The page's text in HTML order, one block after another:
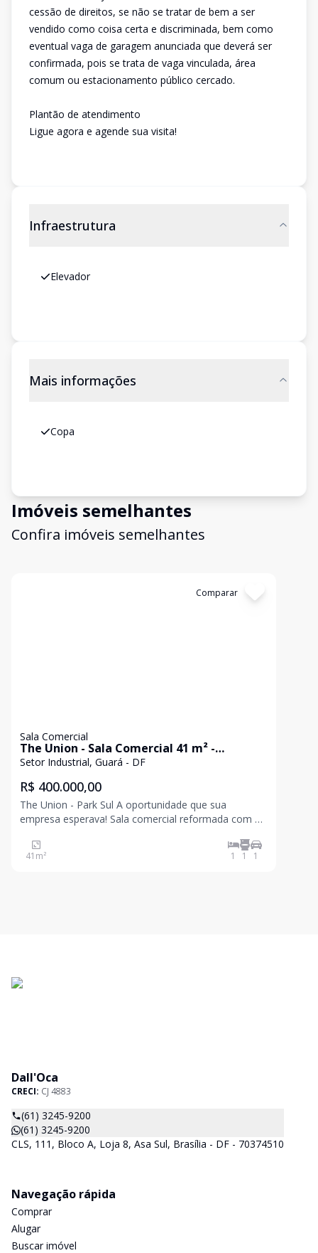
cessão de direitos, se não se tratar de bem a ser
vendido como coisa certa e discriminada, bem como
eventual vaga de garagem anunciada que deverá ser
confirmada, pois se trata de vaga vinculada, área
comum ou estacionamento público cercado.
Plantão de atendimento
Ligue agora e agende sua visita!
Infraestrutura
Elevador
Mais informações
Copa
Imóveis semelhantes
Confira imóveis semelhantes
Comparar
Sala Comercial
The Union - Sala Comercial 41 m² -
Localização privilegiada - 1 vaga de
Setor Industrial, Guará - DF
R$ 400.000,00
The Union - Park Sul A oportunidade que sua
empresa esperava! Sala comercial reformada com 41
Edifício The Union, situada no Setor de Múltiplas
Atividades Sul ? SMAS (Trecho 3), uma das
41 m² 1 1 1
Dall'Oca
CRECI: CJ 4883
(61) 3245-9200
(61) 3245-9200
CLS, 111, Bloco A, Loja 8, Asa Sul, Brasília - DF - 70374510
Navegação rápida
Comprar
Alugar
Buscar imóvel